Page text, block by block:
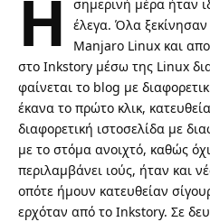
Η
σημερινή μέρα ήταν
έλεγα. Όλα
Manjaro Linux και
στο Inkstory μέσω της Linux
φαίνεται το blog με
έκανα το πρώτο κλικ,
διαφορετική ιστοσελίδα με
με το στόμα ανοιχτό, καθώς
περιλαμβάνει ιούς, ήταν και
οπότε ήμουν κατευθείαν
ερχόταν από το Inkstory. Σε